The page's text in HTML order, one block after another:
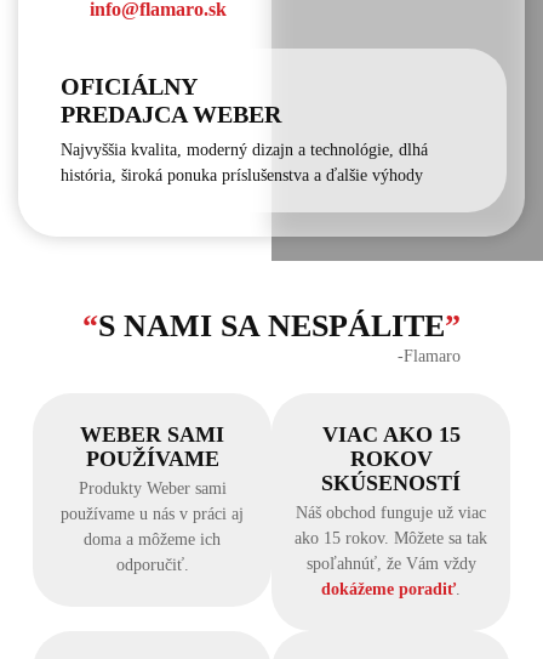
info@flamaro.sk
OFICIÁLNY
PREDAJCA WEBER
Najvyššia kvalita, moderný dizajn a technológie, dlhá
história, široká ponuka príslušenstva a ďalšie výhody
“S NAMI SA NESPÁLITE”
‐Flamaro
WEBER SAMI
POUŽÍVAME
Produkty Weber sami
používame u nás v práci aj
doma a môžeme ich
odporučiť.
VIAC AKO 15
ROKOV
SKÚSENOSTÍ
Náš obchod funguje už viac
ako 15 rokov. Môžete sa tak
spoľahnúť, že Vám vždy
dokážeme poradiť.